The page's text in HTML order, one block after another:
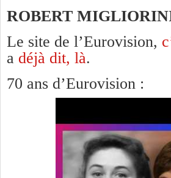
ROBERT
Le site de l’Eurovision,
a déjà dit, là.
70 ans d’Eurovision :